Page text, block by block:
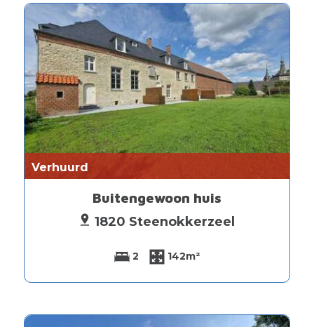
Verhuurd
Buitengewoon huis
1820 Steenokkerzeel
2 142m²